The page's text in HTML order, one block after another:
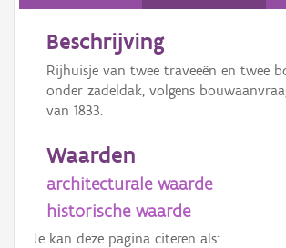
Beschrijving
Rijhuisje van twee traveeën en twee
onder zadeldak, volgens
van 1833.
Waarden
architecturale waarde
historische waarde
Je kan deze pagina citeren als: